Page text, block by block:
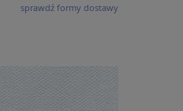
sprawdź formy dostawy